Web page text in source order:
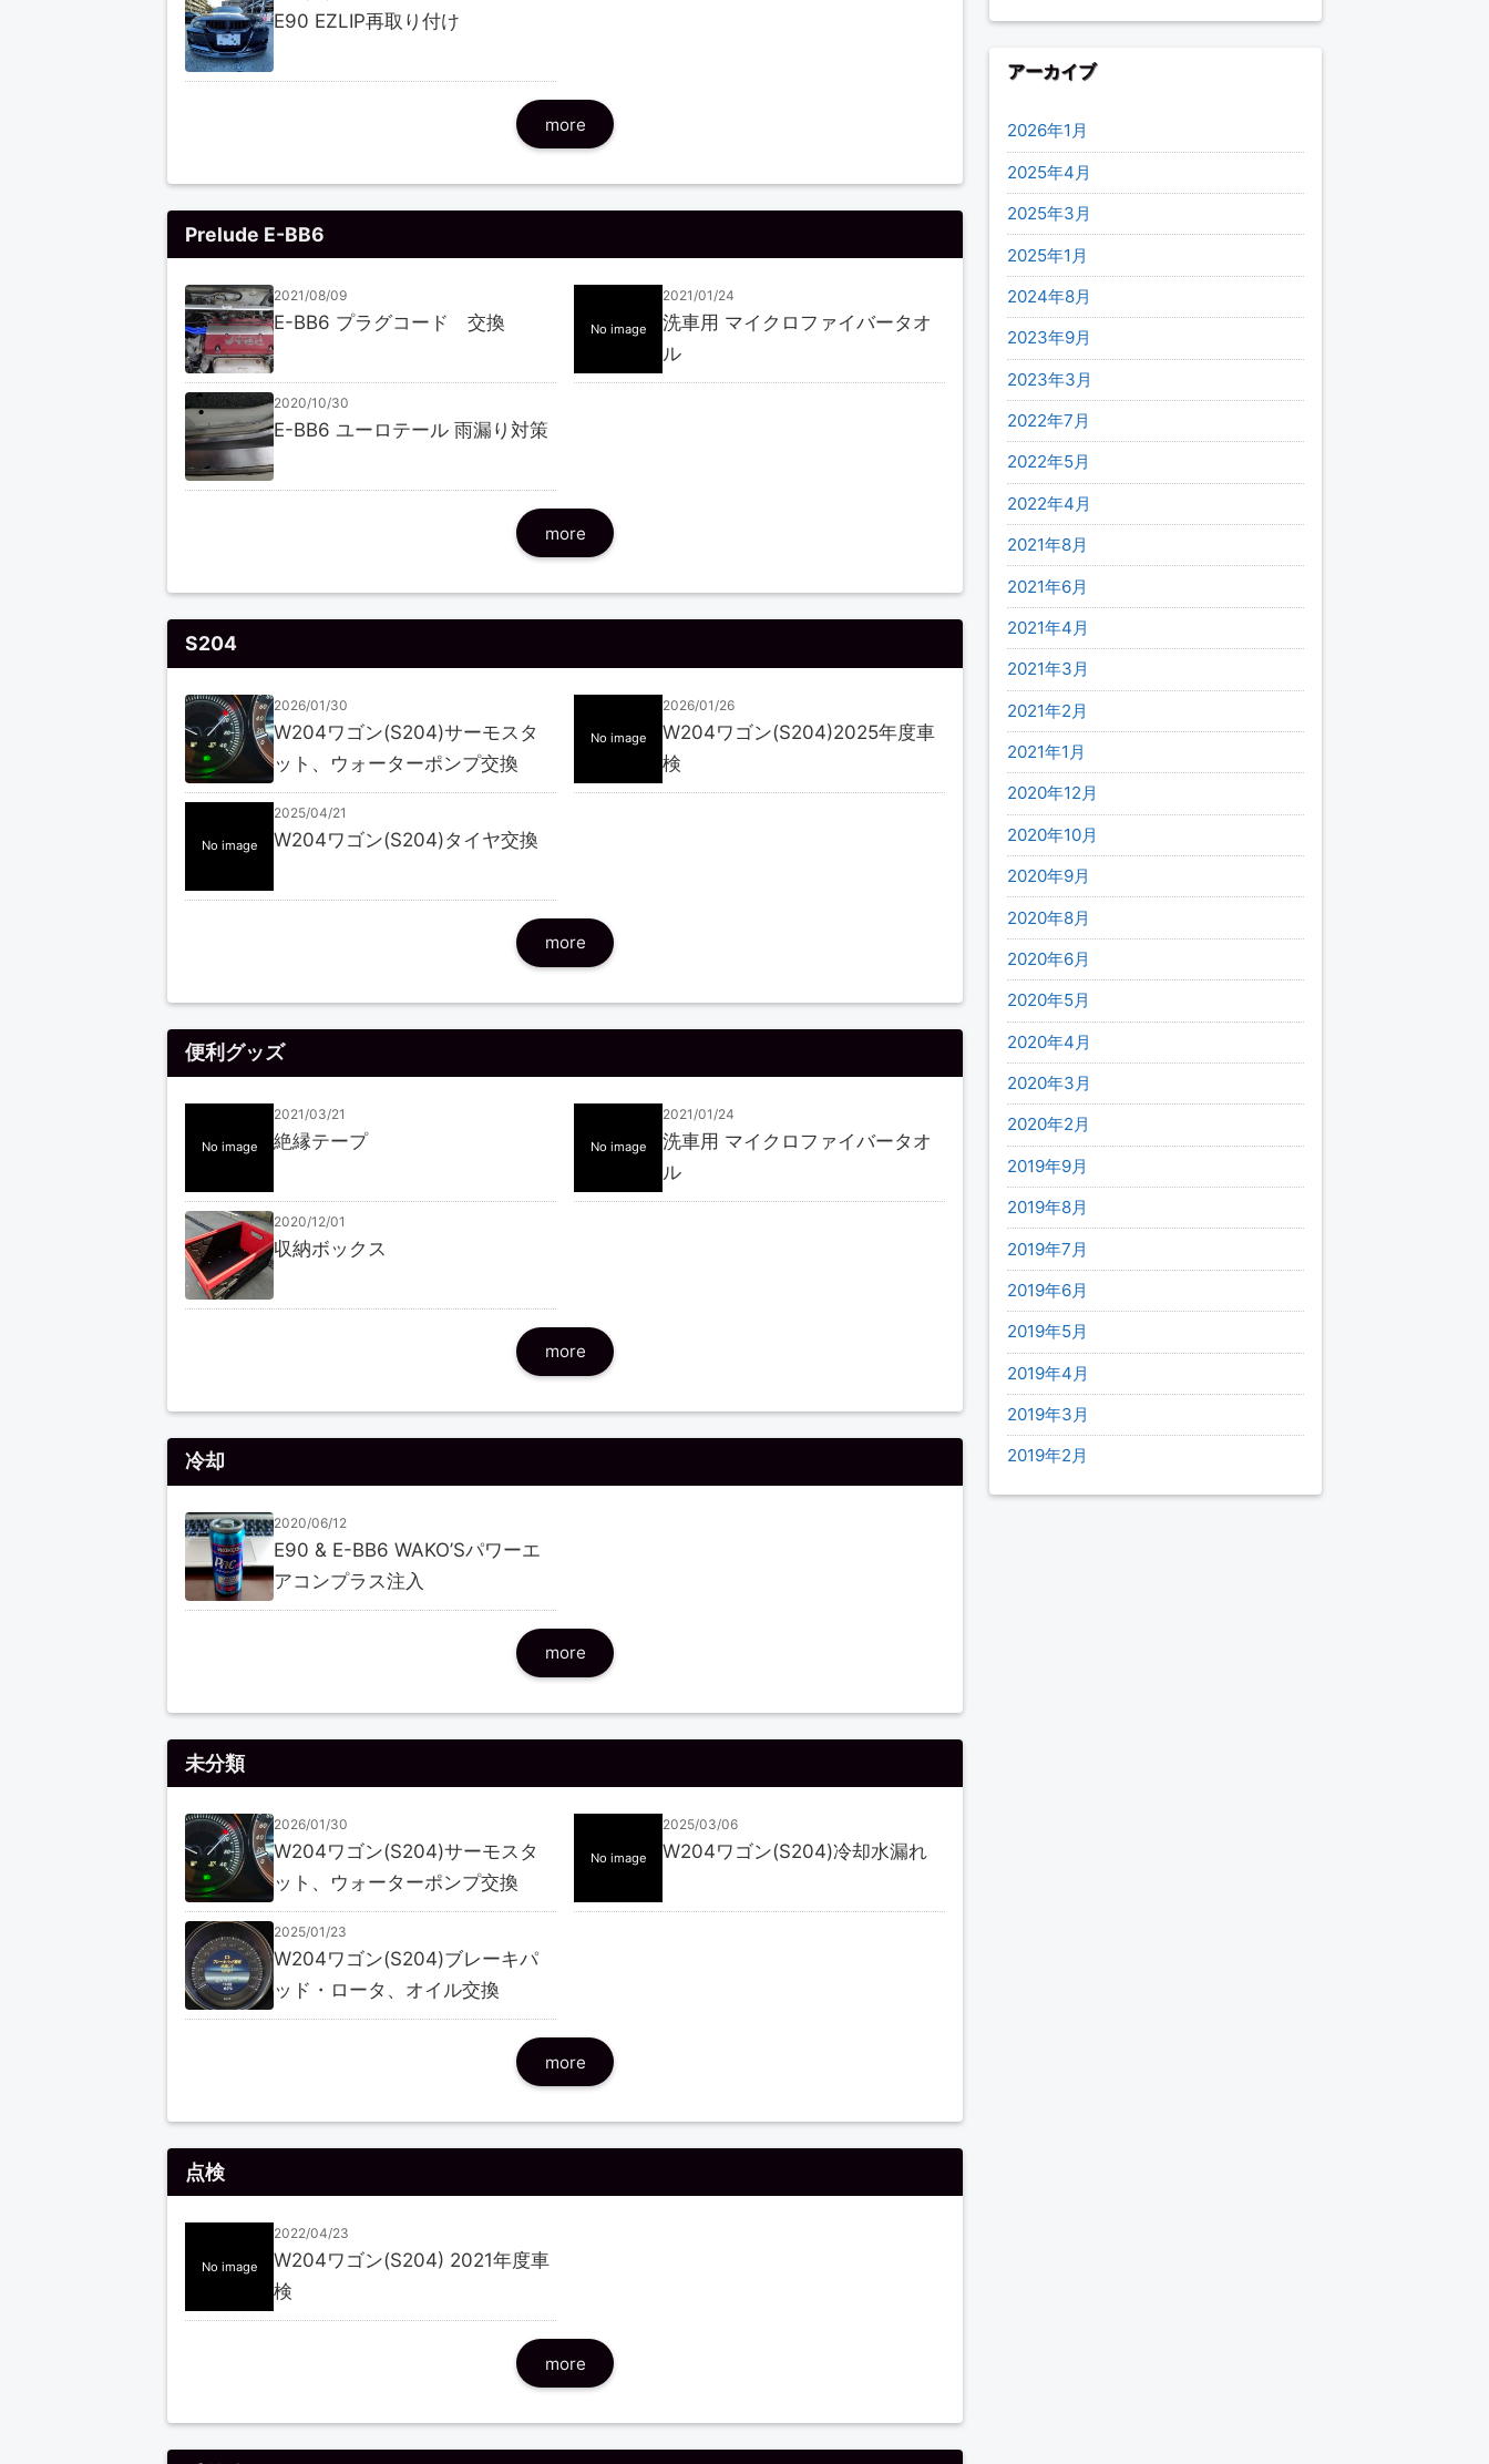
E90 EZLIP再取り付け
more
Prelude E-BB6
2021/08/09
E-BB6 プラグコード 交換 No image
2021/01/24
洗車用 マイクロファイバータオ
ル
2020/10/30
E-BB6 ユーロテール 雨漏り対策
more
S204
2026/01/30
W204ワゴン(S204)サーモスタ
ット、ウォーターポンプ交換
No image
2026/01/26
W204ワゴン(S204)2025年度車
検
No image
2025/04/21
W204ワゴン(S204)タイヤ交換
more
便利グッズ
No image
2021/03/21
絶縁テープ No image
2021/01/24
洗車用 マイクロファイバータオ
ル
2020/12/01
収納ボックス
more
冷却
2020/06/12
E90 & E-BB6 WAKO’Sパワーエ
アコンプラス注入
more
未分類
2026/01/30
W204ワゴン(S204)サーモスタ
ット、ウォーターポンプ交換
No image
2025/03/06
W204ワゴン(S204)冷却水漏れ
2025/01/23
W204ワゴン(S204)ブレーキパ
ッド・ロータ、オイル交換
more
点検
No image
2022/04/23
W204ワゴン(S204) 2021年度車
検
more
アーカイブ
2026年1月
2025年4月
2025年3月
2025年1月
2024年8月
2023年9月
2023年3月
2022年7月
2022年5月
2022年4月
2021年8月
2021年6月
2021年4月
2021年3月
2021年2月
2021年1月
2020年12月
2020年10月
2020年9月
2020年8月
2020年6月
2020年5月
2020年4月
2020年3月
2020年2月
2019年9月
2019年8月
2019年7月
2019年6月
2019年5月
2019年4月
2019年3月
2019年2月